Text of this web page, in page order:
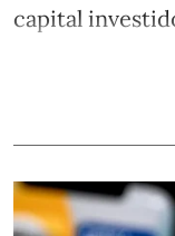
capital